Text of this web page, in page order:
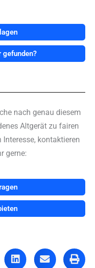
nach genau diesem
Altgerät zu fairen
kontaktieren
gerne: